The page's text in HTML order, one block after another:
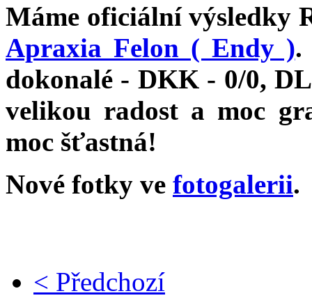
Máme oficiální výsledky
Apraxia Felon ( Endy ).
dokonalé - DKK - 0/0,
velikou radost a moc
moc šťastná!
Nové fotky ve fotogalerii.
< Předchozí